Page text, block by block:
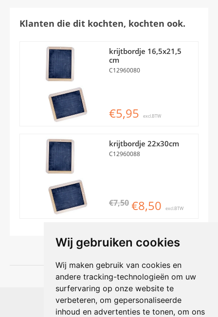
Wij gebruiken cookies
Wij maken gebruik van cookies en
andere tracking-technologieën om uw
surfervaring op onze website te
verbeteren, om gepersonaliseerde
inhoud en advertenties te tonen, om ons
Klanten die dit kochten, kochten ook.
krijtbordje 16,5x21,5
cm
C12960080
€5,95 excl.BTW
krijtbordje 22x30cm
C12960088
€7,50 €8,50 excl.BTW
Shophouse online
Max Planckstraat 4